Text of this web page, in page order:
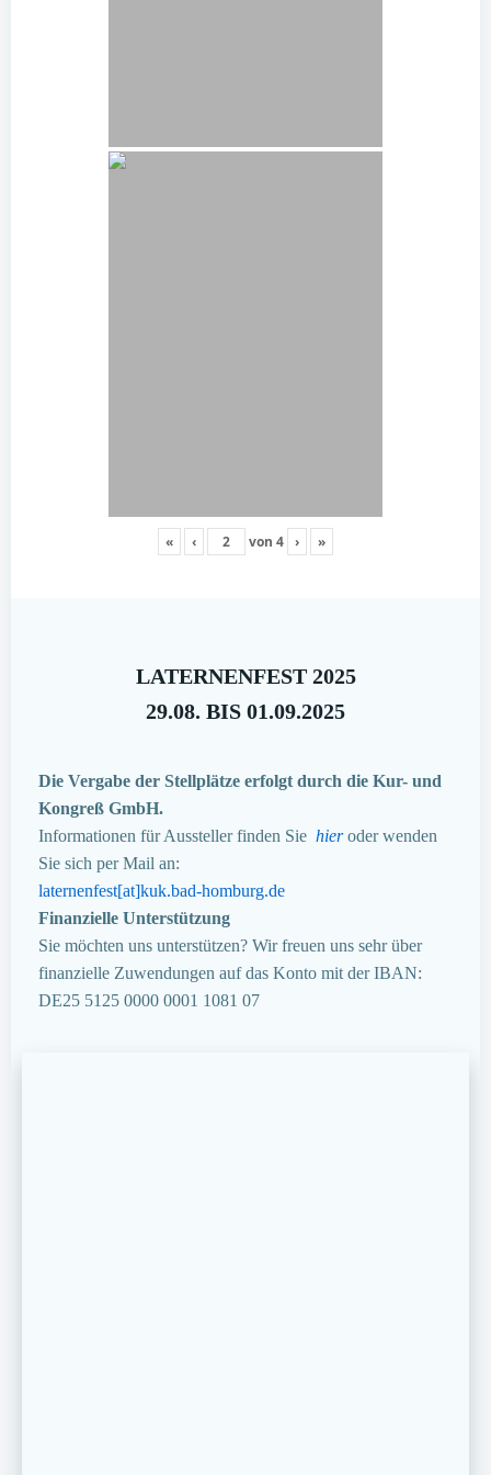
« ‹ von 4 › »
LATERNENFEST 2025
29.08. BIS 01.09.2025
Die Vergabe der Stellplätze erfolgt durch die Kur- und
Kongreß GmbH.
Informationen für Aussteller finden Sie hieroder wenden
Sie sich per Mail an:
laternenfest[at]kuk.bad-homburg.de
Finanzielle Unterstützung
Sie möchten uns unterstützen? Wir freuen uns sehr über
finanzielle Zuwendungen auf das Konto mit der IBAN:
DE25 5125 0000 0001 1081 07